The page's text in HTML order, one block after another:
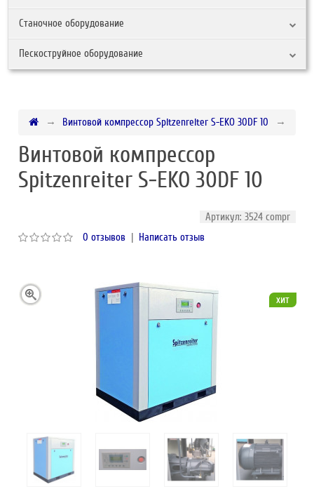
Станочное оборудование
Пескоструйное оборудование
Винтовой компрессор Spitzenreiter S-EKO 30DF 10
Винтовой компрессор
Spitzenreiter S-EKO 30DF 10
Артикул: 3524 compr
0 отзывов | Написать отзыв
хит